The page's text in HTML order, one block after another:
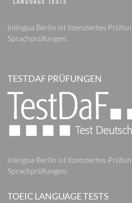
inlingua Berlin ist lizenziertes
Sprachprüfungen.
TESTDAF PRÜFUNGEN
inlingua Berlin ist lizenziertes
Sprachprüfungen.
TOEIC LANGUAGE TESTS